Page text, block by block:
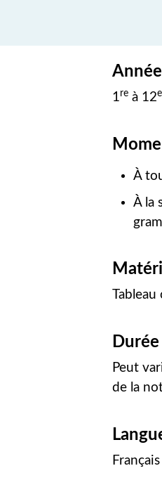
1re à 12e
À
À la
Peut
de la